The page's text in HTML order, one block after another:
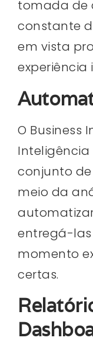
tomada de
constante
em vista
experiência
O Business
Inteligência
conjunto
meio da
entregá-las
momento
certas.